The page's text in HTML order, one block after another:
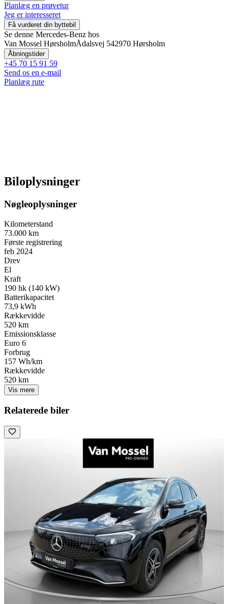
Planlæg en prøvetur
Jeg er interesseret
Få vurderet din byttebil
Se denne Mercedes-Benz hos
Van Mossel HørsholmÅdalsvej 542970 Hørsholm
Åbningstider
+45 70 15 91 59
Send os en e-mail
Planlæg rute
Biloplysninger
Nøgleoplysninger
Kilometerstand
73.000 km
Første registrering
feb 2024
Drev
El
Kraft
190 hk (140 kW)
Batterikapacitet
73,9 kWh
Rækkevidde
520 km
Emissionsklasse
Euro 6
Forbrug
157 Wh/km
Rækkevidde
520 km
Vis mere
Relaterede biler